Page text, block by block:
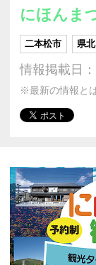
にほんま
二本松市 県
情報掲載日
※最新の情報と